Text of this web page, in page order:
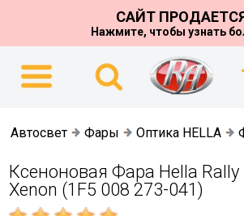
САЙТ
Нажмите, чтобы узнать
Автосвет Фары Оптика HELLA
Ксеноновая Фара Hella Rally
Xenon (1F5 008 273-041)